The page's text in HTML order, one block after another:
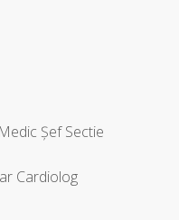
Șef Sectie
Cardiolog